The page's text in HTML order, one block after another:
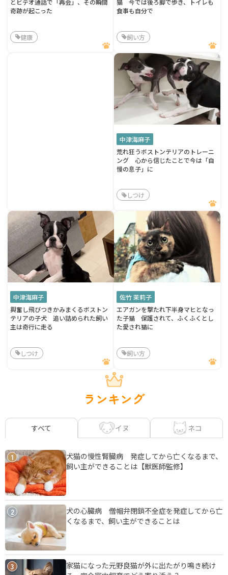
とビデオ通話で「再会」、その瞬間
奇跡が起こった
健康
猫 今では後ろ脚で歩き、トイレも
食事も自分で
飼い方
中津海麻子
荒れ狂うボストンテリアのトレーニ
ング 心から信じたことで今は「自
慢の息子」に
しつけ
中津海麻子
興奮し飛びつきかみまくるボストン
テリアの子犬 追い詰められた飼い
主は奇行に走る
しつけ
佐竹 茉莉子
エアガンを撃たれ下半身マヒとなっ
た子猫 保護されて、ふくふくとし
た愛され猫に
飼い方
ランキング
すべて イヌ ネコ
1
犬猫の慢性腎臓病 発症してから亡くなるまで、
飼い主ができることは【獣医師監修】
2
犬の心臓病 僧帽弁閉鎖不全症を発症してから亡
くなるまで、飼い主ができることは
3
家猫になった元野良猫が外に出たがり鳴き続け